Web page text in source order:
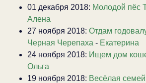
01 декабря 2018: Молодой пёс
Алена
27 ноября 2018: Отдам
Черная Черепаха - Екатерина
24 ноября 2018: Ищем дом
Ольга
19 ноября 2018: Весёлая